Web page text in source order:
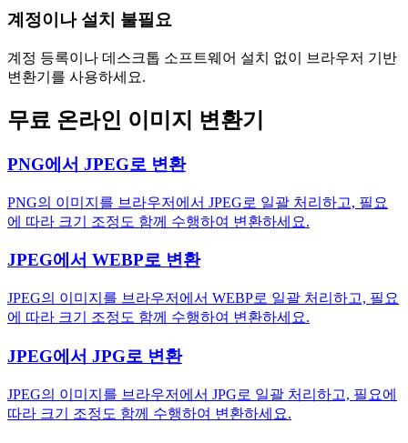
계정이나 설치 불필요
계정 등록이나 데스크톱 소프트웨어 설치 없이 브라우저 기반
변환기를 사용하세요.
무료 온라인 이미지 변환기
PNG에서 JPEG로 변환
PNG의 이미지를 브라우저에서 JPEG로 일괄 처리하고, 필요
에 따라 크기 조정도 함께 수행하여 변환하세요.
JPEG에서 WEBP로 변환
JPEG의 이미지를 브라우저에서 WEBP로 일괄 처리하고, 필요
에 따라 크기 조정도 함께 수행하여 변환하세요.
JPEG에서 JPG로 변환
JPEG의 이미지를 브라우저에서 JPG로 일괄 처리하고, 필요에
따라 크기 조정도 함께 수행하여 변환하세요.